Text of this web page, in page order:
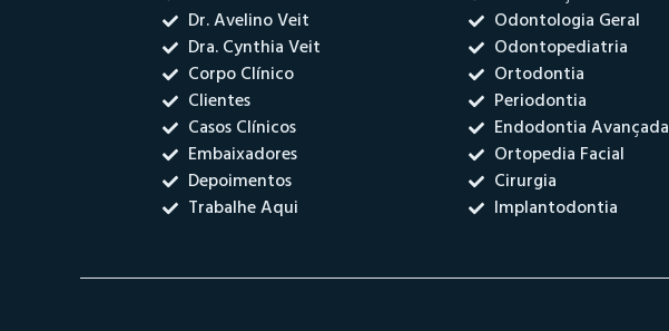
Dr. Avelino Veit
Dra. Cynthia Veit
Corpo Clínico
Clientes
Casos Clínicos
Embaixadores
Depoimentos
Trabalhe Aqui
Odontologia Geral
Odontopediatria
Ortodontia
Periodontia
Endodontia Avançada
Ortopedia Facial
Cirurgia
Implantodontia